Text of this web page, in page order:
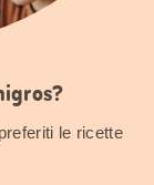
le ricette